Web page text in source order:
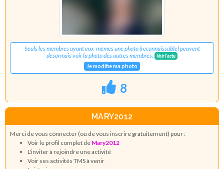
Seuls les membres ayant eux-mêmes une photo (reconnaissable) peuvent
désormais voir la photo des autres membres.
Voir l'actu
Je modifie ma photo
8
MARY2012
Merci de vous connecter (ou de vous inscrire gratuitement) pour :
Voir le profil complet de Mary2012
L'inviter à rejoindre une activité
Voir ses activités TMS à venir